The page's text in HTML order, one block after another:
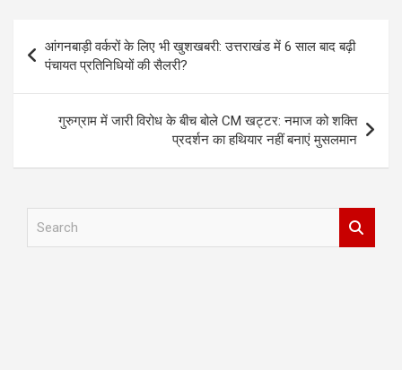
Post
navigation
आंगनबाड़ी वर्करों के लिए भी खुशखबरी: उत्तराखंड में 6 साल बाद बढ़ी
पंचायत प्रतिनिधियों की सैलरी?
गुरुग्राम में जारी विरोध के बीच बोले CM खट्टर: नमाज को शक्ति
प्रदर्शन का हथियार नहीं बनाएं मुसलमान